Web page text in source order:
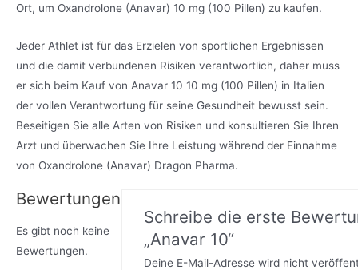
Ort, um Oxandrolone (Anavar) 10 mg (100 Pillen) zu kaufen.
Jeder Athlet ist für das Erzielen von sportlichen Ergebnissen
und die damit verbundenen Risiken verantwortlich, daher muss
er sich beim Kauf von Anavar 10 10 mg (100 Pillen) in Italien
der vollen Verantwortung für seine Gesundheit bewusst sein.
Beseitigen Sie alle Arten von Risiken und konsultieren Sie Ihren
Arzt und überwachen Sie Ihre Leistung während der Einnahme
von Oxandrolone (Anavar) Dragon Pharma.
Bewertungen
Es gibt noch keine
Bewertungen.
Schreibe die erste
„Anavar 10“
Deine E-Mail-Adresse wird nicht